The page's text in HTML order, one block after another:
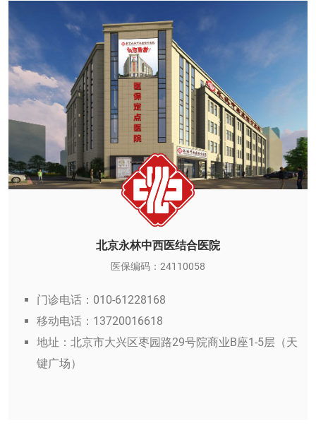
北京永林中西医结合医院
医保编码：24110058
门诊电话：010-61228168
移动电话：13720016618
地址：北京市大兴区枣园路29号院商业B座1-5层（天
键广场）